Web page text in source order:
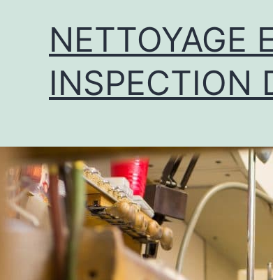
NETTOYAGE
INSPECTION